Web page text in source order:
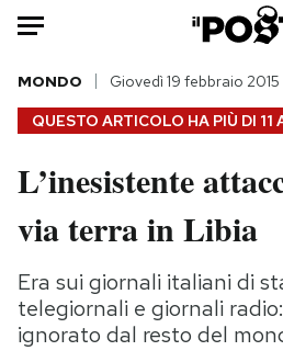
Auto
HOME
Italia
Politica
Tecnologia
Internet
Scienza
QUESTO ARTICOLO HA PIÙ DI 11
MONDO Giovedì 19 febbraio 2015
L’inesistente
via terra in Libia
Era sui giornali italiani di
telegiornali e giornali
ignorato dal resto del